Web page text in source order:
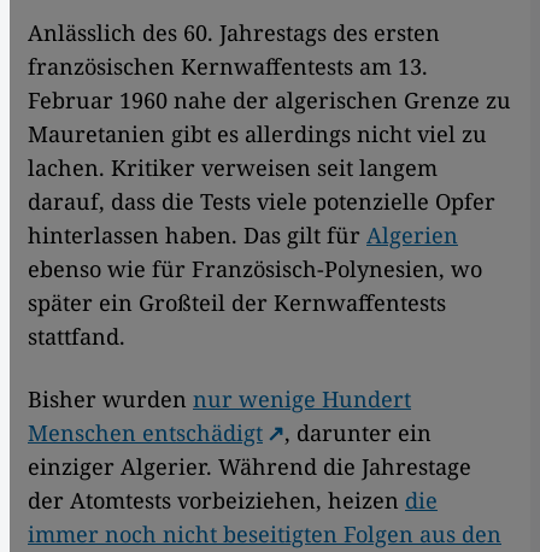
Anlässlich des 60. Jahrestags des ersten
französischen Kernwaffentests am 13.
Februar 1960 nahe der algerischen Grenze zu
Mauretanien gibt es allerdings nicht viel zu
lachen. Kritiker verweisen seit langem
darauf, dass die Tests viele potenzielle Opfer
hinterlassen haben. Das gilt für Algerien
ebenso wie für Französisch-Polynesien, wo
später ein Großteil der Kernwaffentests
stattfand.
Bisher wurden nur wenige Hundert
Menschen entschädigt
, darunter ein
einziger Algerier. Während die Jahrestage
der Atomtests vorbeiziehen, heizen die
immer noch nicht beseitigten Folgen aus den